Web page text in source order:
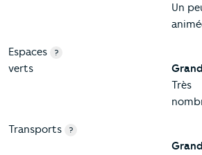
Un
Espaces
verts
?
Très
Transports ?